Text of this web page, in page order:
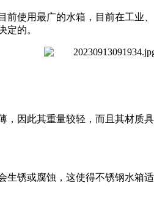
前使用最广的水箱，目前在工业
定的。
因此其重量较轻，而且其材
锈或腐蚀，这使得不锈钢水箱